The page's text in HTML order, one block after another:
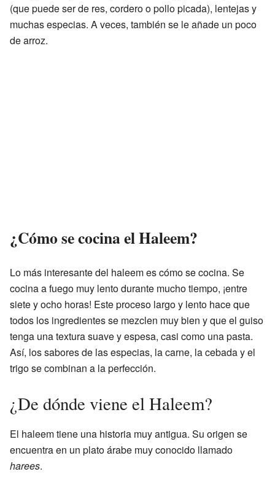
(que puede ser de res, cordero o pollo picada), lentejas y
muchas especias. A veces, también se le añade un poco
de arroz.
¿Cómo se cocina el Haleem?
Lo más interesante del haleem es cómo se cocina. Se
cocina a fuego muy lento durante mucho tiempo, ¡entre
siete y ocho horas! Este proceso largo y lento hace que
todos los ingredientes se mezclen muy bien y que el guiso
tenga una textura suave y espesa, casi como una pasta.
Así, los sabores de las especias, la carne, la cebada y el
trigo se combinan a la perfección.
¿De dónde viene el Haleem?
El haleem tiene una historia muy antigua. Su origen se
encuentra en un plato árabe muy conocido llamado
harees.